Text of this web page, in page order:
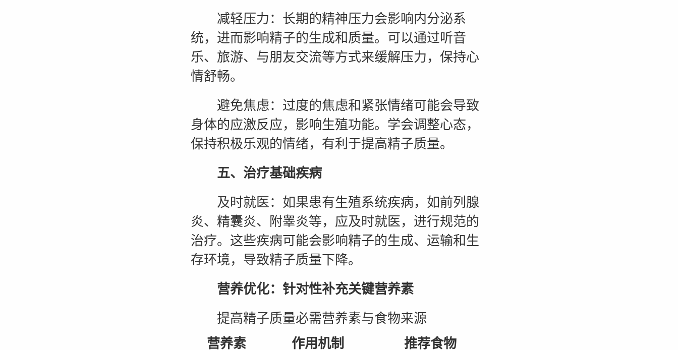
减轻压力：长期的精神压力会影响内分泌系
统，进而影响精子的生成和质量。可以通过听音
乐、旅游、与朋友交流等方式来缓解压力，保持心
情舒畅。
避免焦虑：过度的焦虑和紧张情绪可能会导致
身体的应激反应，影响生殖功能。学会调整心态，
保持积极乐观的情绪，有利于提高精子质量。
五、治疗基础疾病
及时就医：如果患有生殖系统疾病，如前列腺
炎、精囊炎、附睾炎等，应及时就医，进行规范的
治疗。这些疾病可能会影响精子的生成、运输和生
存环境，导致精子质量下降。
营养优化：针对性补充关键营养素
提高精子质量必需营养素与食物来源
营养素
作用机制 推荐食物